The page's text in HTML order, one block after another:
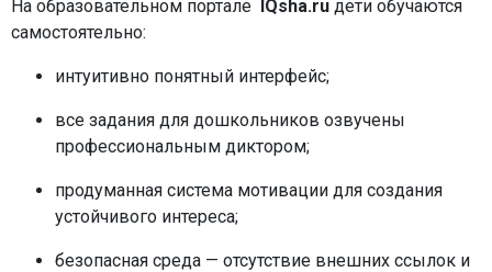
На образовательном портале IQsha.ru дети обучаются
самостоятельно:
интуитивно понятный интерфейс;
все задания для дошкольников озвучены
профессиональным диктором;
продуманная система мотивации для создания
устойчивого интереса;
безопасная среда — отсутствие внешних ссылок и